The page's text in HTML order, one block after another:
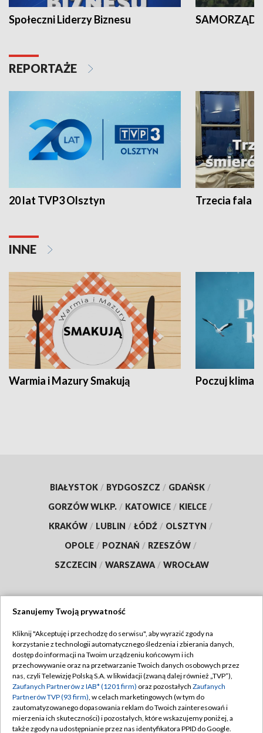
Społeczni Liderzy Biznesu SAMORZĄD
REPORTAŻE
20 lat TVP3 Olsztyn Trzecia fala -
INNE
Warmia i Mazury Smakują Poczuj klimat
BIAŁYSTOK / BYDGOSZCZ / GDAŃSK /
GORZÓW WLKP. / KATOWICE / KIELCE /
KRAKÓW / LUBLIN / ŁÓDŹ / OLSZTYN /
OPOLE / POZNAŃ / RZESZÓW /
SZCZECIN / WARSZAWA / WROCŁAW
TVP
Abonament TVP
Emisja w TVP
Centrum informacji TVP
Naziemna Telewizja Cyfrowa
Regulamin TVP
Polityka prywatności
Moje zgody
Pomoc
Szanujemy Twoją prywatność
Kliknij "Akceptuję i przechodzę do serwisu", aby wyrazić zgody na
korzystanie z technologii automatycznego śledzenia i zbierania danych,
dostęp do informacji na Twoim urządzeniu końcowym i ich
przechowywanie oraz na przetwarzanie Twoich danych osobowych przez
nas, czyli Telewizję Polską S.A. w likwidacji (zwaną dalej również „TVP”),
Zaufanych Partnerów z IAB* (1201 firm) oraz pozostałych Zaufanych
Partnerów TVP (93 firm), w celach marketingowych (w tym do
zautomatyzowanego dopasowania reklam do Twoich zainteresowań i
mierzenia ich skuteczności) i pozostałych, które wskazujemy poniżej, a
także zgody na udostępnianie przez nas identyfikatora PPID do Google.